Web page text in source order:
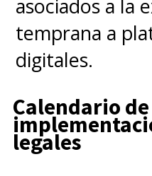
asociados a la
temprana a
digitales.
Calendario de
legales